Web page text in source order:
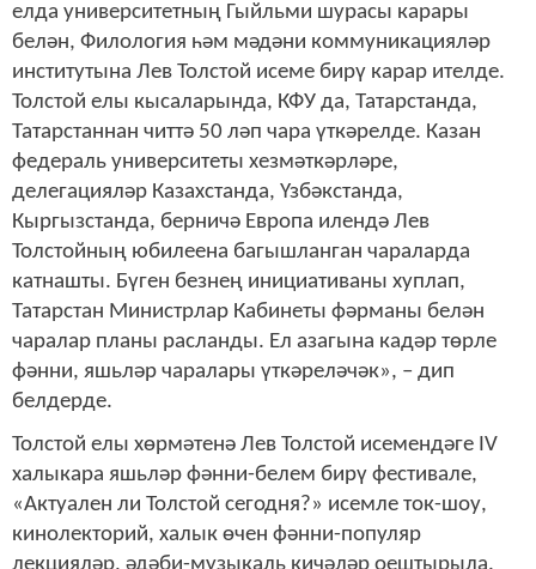
елда университетның Гыйльми шурасы карары
белән, Филология һәм мәдәни коммуникацияләр
институтына Лев Толстой исеме бирү карар ителде.
Толстой елы кысаларында, КФУ да, Татарстанда,
Татарстаннан читтә 50 ләп чара үткәрелде. Казан
федераль университеты хезмәткәрләре,
делегацияләр Казахстанда, Үзбәкстанда,
Кыргызстанда, берничә Европа илендә Лев
Толстойның юбилеена багышланган чараларда
катнашты. Бүген безнең инициативаны хуплап,
Татарстан Министрлар Кабинеты фәрманы белән
чаралар планы расланды. Ел азагына кадәр төрле
фәнни, яшьләр чаралары үткәреләчәк», – дип
белдерде.
Толстой елы хөрмәтенә Лев Толстой исемендәге IV
халыкара яшьләр фәнни-белем бирү фестивале,
«Актуален ли Толстой сегодня?» исемле ток-шоу,
кинолекторий, халык өчен фәнни-популяр